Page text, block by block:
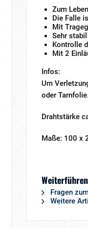
Zum
Die Falle
Mit
Sehr stabil
Kontrolle
Mit 2
Infos:
Um
oder Tarnfolie.
Drahtstärke
Maße: 100 x
Fragen
Weitere